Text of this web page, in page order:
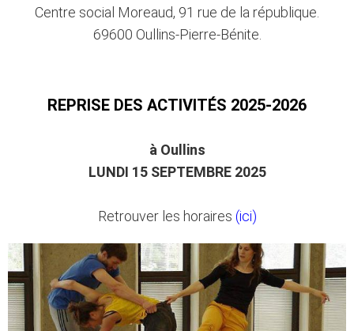
Centre social Moreaud, 91 rue de la république.
69600 Oullins-Pierre-Bénite.
REPRISE DES ACTIVITÉS 2025-2026
à Oullins
LUNDI 15 SEPTEMBRE 2025
Retrouver les horaires (ici)